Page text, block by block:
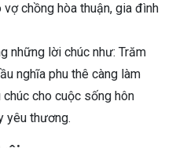
chồng hòa thuận, gia đình
những lời chúc như: Trăm
nghĩa phu thê càng làm
cho cuộc sống hôn
yêu thương.